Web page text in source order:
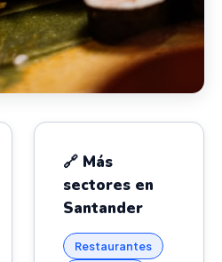
🔗 Más
sectores en
Santander
Restaurantes